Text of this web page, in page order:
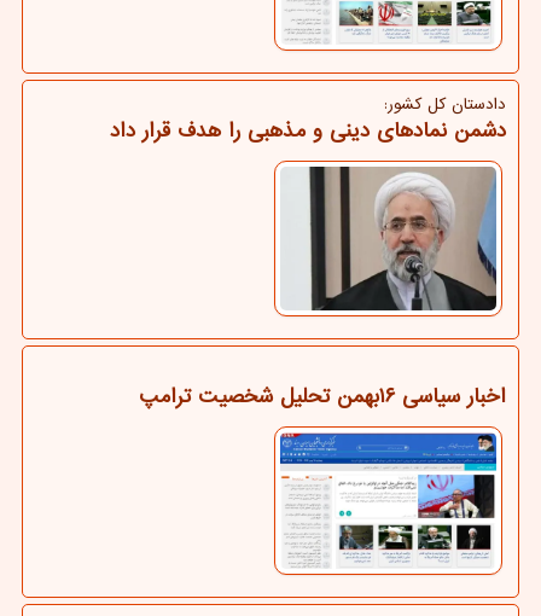
دادستان کل کشور:
دشمن نمادهای دینی و مذهبی را هدف قرار داد
اخبار سیاسی ۱۶بهمن تحلیل شخصیت ترامپ